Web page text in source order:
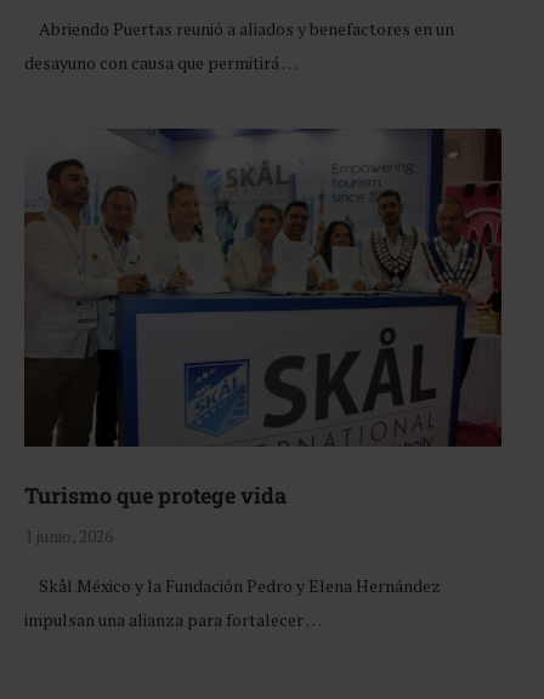
Abriendo Puertas reunió a aliados y benefactores en un
desayuno con causa que permitirá …
Turismo que protege vida
1 junio, 2026
Skål México y la Fundación Pedro y Elena Hernández
impulsan una alianza para fortalecer …